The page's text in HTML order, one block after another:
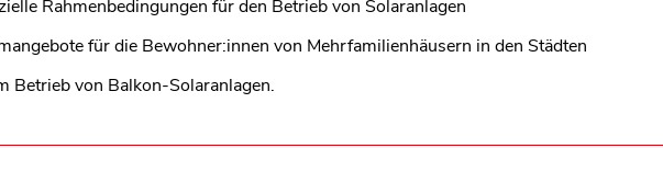
auf einen speziellen Bereich des Inhaltes springen
Rahmenbedingungen für den Betrieb von Solaranlagen
für die Bewohner:innen von Mehrfamilienhäusern in den Städten
Betrieb von Balkon-Solaranlagen.